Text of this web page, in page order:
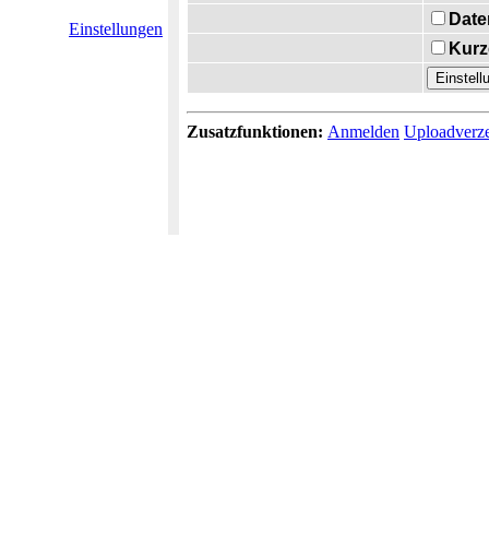
Einstellungen
Zusatzfunktionen: Anmelden